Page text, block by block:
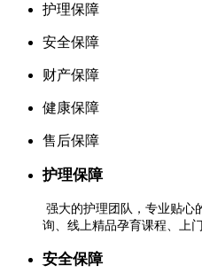
护理保障
安全保障
财产保障
健康保障
售后保障